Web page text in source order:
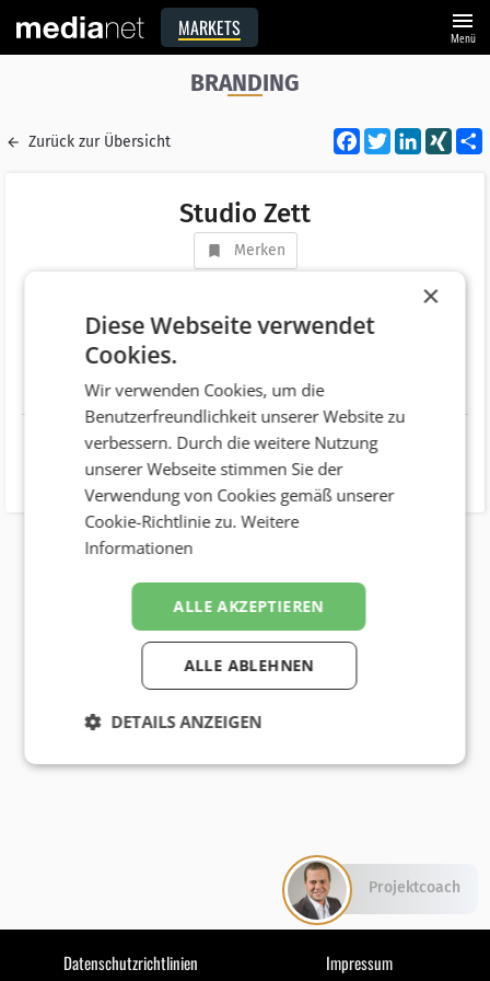
MARKETS menu
Menü
BRANDING
Zurück zur Übersicht Facebook
Twitter XING
Studio Zett
Merken
AT 4600 Wels
Telefonnummer +43 (699) 19094369
Website http://www.studiozett.com
Datenschutzrichtlinien Impressum
×
Diese Webseite verwendet
Cookies.
Wir verwenden Cookies, um die
Benutzerfreundlichkeit unserer Website zu
verbessern. Durch die weitere Nutzung
unserer Webseite stimmen Sie der
Verwendung von Cookies gemäß unserer
Cookie-Richtlinie zu.Weitere
Informationen
ALLE AKZEPTIEREN
ALLE ABLEHNEN
DETAILS ANZEIGEN
Projektcoach